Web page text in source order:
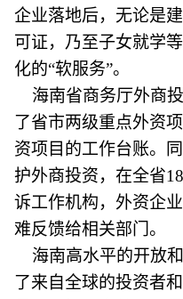
企业落地后，无论是
可证，乃至子女就学
化的“软服务”。
海南省商务厅外商
了省市两级重点外资
资项目的工作台账。
护外商投资，在全省
诉工作机构，外资企
难反馈给相关部门。
海南高水平的开放
了来自全球的投资者